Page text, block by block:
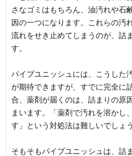
さなゴミはもちろん、油汚れや石
因の一つになります。これらの汚
流れをせき止めてしまうのが、詰
す。
パイプユニッシュには、こうした
が期待できますが、すでに完全に
合、薬剤が届くのは、詰まりの原
まいます。「薬剤で汚れを溶かし
す」という対処法は難しいでしょう
そもそもパイプユニッシュは、詰